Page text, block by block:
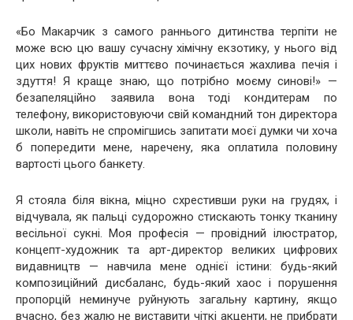
«Бо Макарчик з самого раннього дитинства терпіти не
може всю цю вашу сучасну хімічну екзотику, у нього від
цих нових фруктів миттєво починається жахлива печія і
здуття! Я краще знаю, що потрібно моєму синові!» —
безапеляційно заявила вона тоді кондитерам по
телефону, використовуючи свій командний тон директора
школи, навіть не спромігшись запитати моєї думки чи хоча
б попередити мене, наречену, яка оплатила половину
вартості цього банкету.
Я стояла біля вікна, міцно схрестивши руки на грудях, і
відчувала, як пальці судорожно стискають тонку тканину
весільної сукні. Моя професія — провідний ілюстратор,
концепт-художник та арт-директор великих цифрових
видавництв — навчила мене однієї істини: будь-який
композиційний дисбаланс, будь-який хаос і порушення
пропорцій неминуче руйнують загальну картину, якщо
вчасно, без жалю не виставити чіткі акценти, не прибрати